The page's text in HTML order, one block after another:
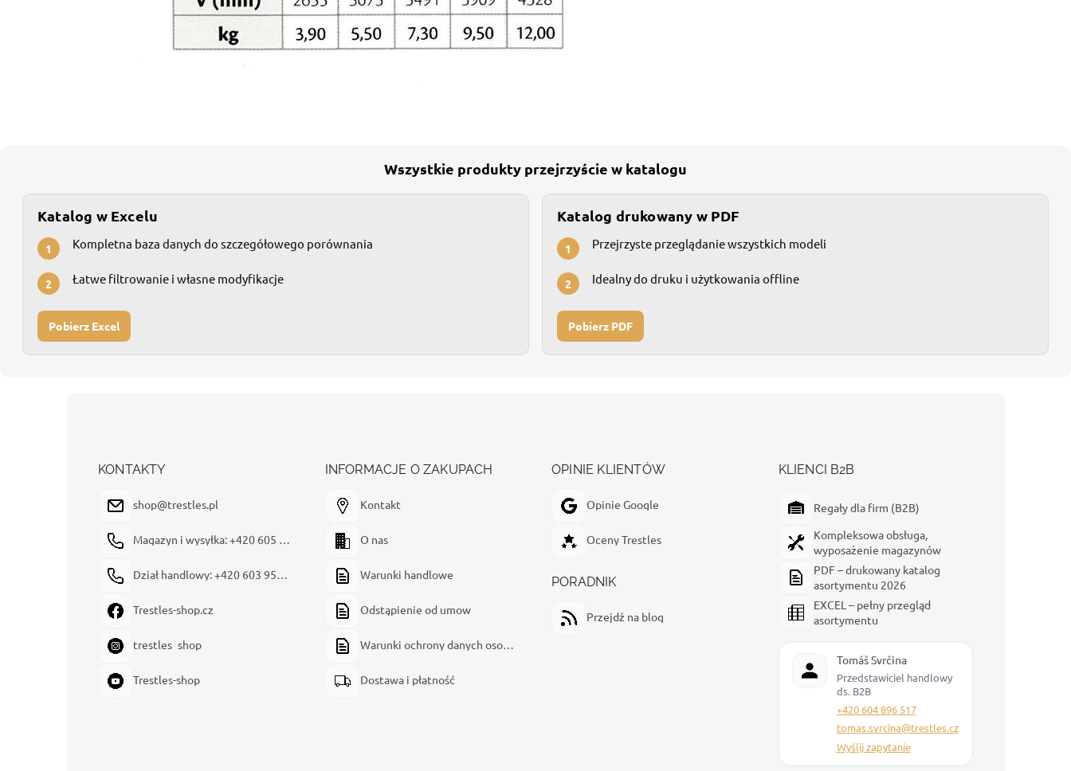
Wszystkie produkty przejrzyście w katalogu
Katalog w Excelu
1 Kompletna baza danych do szczegółowego porównania
2 Łatwe filtrowanie i własne modyfikacje
Pobierz Excel
Katalog drukowany w PDF
1 Przejrzyste przeglądanie wszystkich modeli
2 Idealny do druku i użytkowania offline
Pobierz PDF
KONTAKTY
shop@trestles.pl
Magazyn i wysyłka: +420 605 180 144
Dział handlowy: +420 603 954 949
Trestles-shop.cz
trestles_shop
Trestles-shop
INFORMACJE O ZAKUPACH
Kontakt
O nas
Warunki handlowe
Odstąpienie od umow
Warunki ochrony danych osobowych
Dostawa i płatność
OPINIE KLIENTÓW
Opinie Google
Oceny Trestles
PORADNIK
Przejdź na blog
KLIENCI B2B
Regały dla firm (B2B)
Kompleksowa obsługa,
wyposażenie magazynów
PDF – drukowany katalog
asortymentu 2026
EXCEL – pełny przegląd
asortymentu
Tomáš Svrčina
Przedstawiciel handlowy
ds. B2B
+420 604 896 517
tomas.svrcina@trestles.cz
Wyślij zapytanie